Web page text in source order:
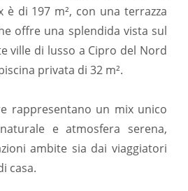
è di 197 m², con una terrazza
offre una splendida vista sul
ville di lusso a Cipro del Nord
privata di 32 m².
rappresentano un mix unico
e atmosfera serena,
ambite sia dai viaggiatori
casa.